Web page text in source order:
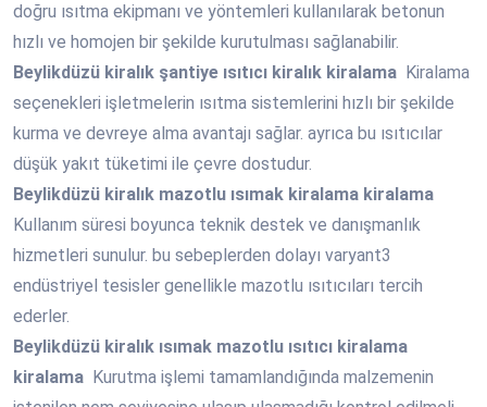
doğru ısıtma ekipmanı ve yöntemleri kullanılarak betonun
hızlı ve homojen bir şekilde kurutulması sağlanabilir.
Beylikdüzü kiralık şantiye ısıtıcı kiralık kiralama Kiralama
seçenekleri işletmelerin ısıtma sistemlerini hızlı bir şekilde
kurma ve devreye alma avantajı sağlar. ayrıca bu ısıtıcılar
düşük yakıt tüketimi ile çevre dostudur.
Beylikdüzü kiralık mazotlu ısımak kiralama kiralama
Kullanım süresi boyunca teknik destek ve danışmanlık
hizmetleri sunulur. bu sebeplerden dolayı varyant3
endüstriyel tesisler genellikle mazotlu ısıtıcıları tercih
ederler.
Beylikdüzü kiralık ısımak mazotlu ısıtıcı kiralama
kiralama Kurutma işlemi tamamlandığında malzemenin